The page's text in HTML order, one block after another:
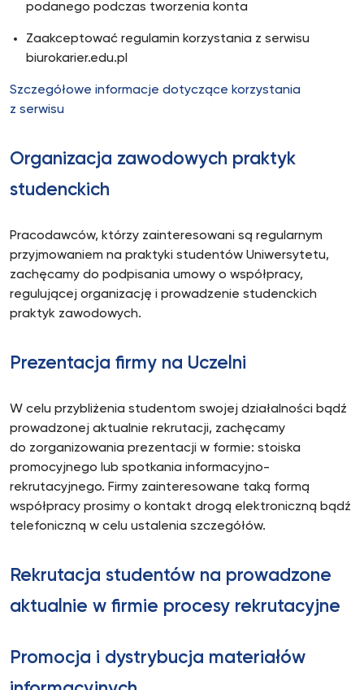
podanego podczas tworzenia konta
Zaakceptować regulamin korzystania z serwisu
biurokarier.edu.pl
Szczegółowe informacje dotyczące korzystania
z serwisu
Organizacja zawodowych praktyk
studenckich
Pracodawców, którzy zainteresowani są regularnym
przyjmowaniem na praktyki studentów Uniwersytetu,
zachęcamy do podpisania umowy o współpracy,
regulującej organizację i prowadzenie studenckich
praktyk zawodowych.
Prezentacja firmy na Uczelni
W celu przybliżenia studentom swojej działalności bądź
prowadzonej aktualnie rekrutacji, zachęcamy
do zorganizowania prezentacji w formie: stoiska
promocyjnego lub spotkania informacyjno-
rekrutacyjnego. Firmy zainteresowane taką formą
współpracy prosimy o kontakt drogą elektroniczną bądź
telefoniczną w celu ustalenia szczegółów.
Rekrutacja studentów na prowadzone
aktualnie w firmie procesy rekrutacyjne
Promocja i dystrybucja materiałów